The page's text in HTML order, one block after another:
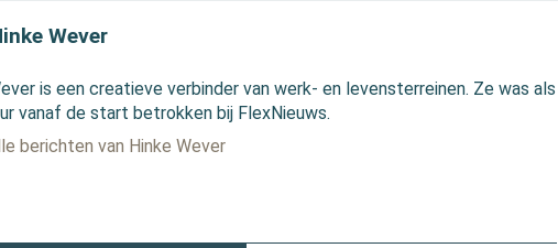
Wever
is een creatieve verbinder van werk- en levensterreinen. Ze was als
vanaf de start betrokken bij FlexNieuws.
berichten van Hinke Wever